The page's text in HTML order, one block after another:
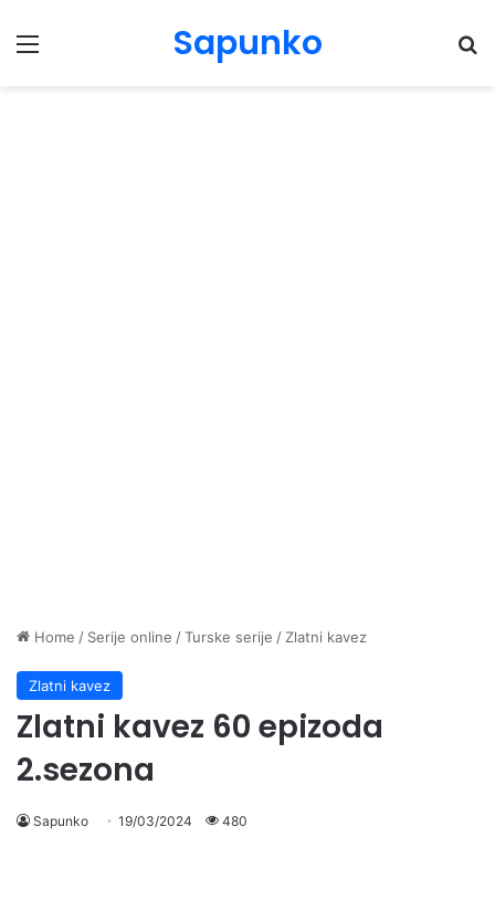
Menu Sapunko
Home / Serije online /Turske serije / Zlatni kavez
Zlatni kavez
Zlatni kavez 60 epizoda
2.sezona
Sapunko 19/03/2024 480